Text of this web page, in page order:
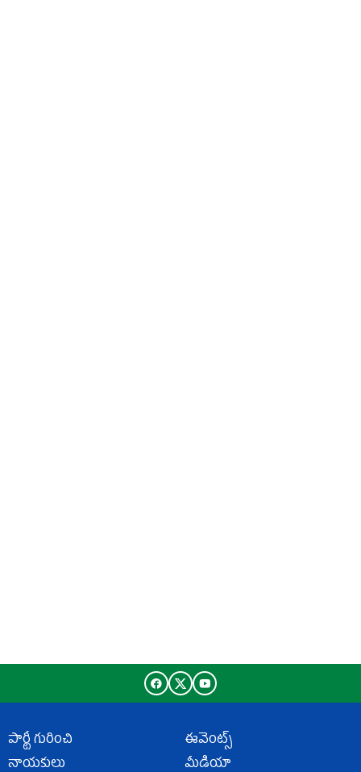
పార్టీ గురించి
నాయకులు
ఈవెంట్స్
మీడియా